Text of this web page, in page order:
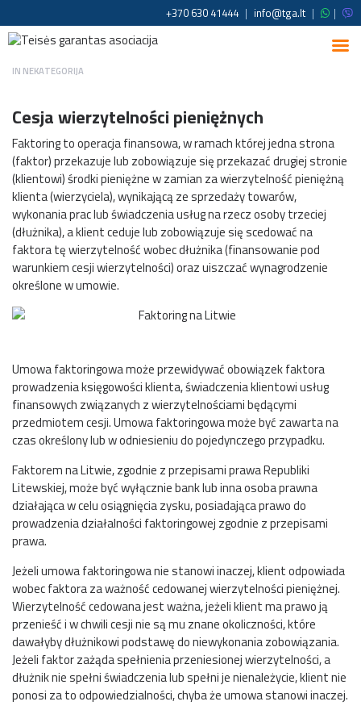
+370 630 41444 | info@tga.lt | |
IN NEKATEGORIJA
Cesja wierzytelności pieniężnych
Faktoring to operacja finansowa, w ramach której jedna strona
(faktor) przekazuje lub zobowiązuje się przekazać drugiej stronie
(klientowi) środki pieniężne w zamian za wierzytelność pieniężną
klienta (wierzyciela), wynikającą ze sprzedaży towarów,
wykonania prac lub świadczenia usług na rzecz osoby trzeciej
(dłużnika), a klient ceduje lub zobowiązuje się scedować na
faktora tę wierzytelność wobec dłużnika (finansowanie pod
warunkiem cesji wierzytelności) oraz uiszczać wynagrodzenie
określone w umowie.
Umowa faktoringowa może przewidywać obowiązek faktora
prowadzenia księgowości klienta, świadczenia klientowi usług
finansowych związanych z wierzytelnościami będącymi
przedmiotem cesji. Umowa faktoringowa może być zawarta na
czas określony lub w odniesieniu do pojedynczego przypadku.
Faktorem na Litwie, zgodnie z przepisami prawa Republiki
Litewskiej, może być wyłącznie bank lub inna osoba prawna
działająca w celu osiągnięcia zysku, posiadająca prawo do
prowadzenia działalności faktoringowej zgodnie z przepisami
prawa.
Jeżeli umowa faktoringowa nie stanowi inaczej, klient odpowiada
wobec faktora za ważność cedowanej wierzytelności pieniężnej.
Wierzytelność cedowana jest ważna, jeżeli klient ma prawo ją
przenieść i w chwili cesji nie są mu znane okoliczności, które
dawałyby dłużnikowi podstawę do niewykonania zobowiązania.
Jeżeli faktor zażąda spełnienia przeniesionej wierzytelności, a
dłużnik nie spełni świadczenia lub spełni je nienależycie, klient nie
ponosi za to odpowiedzialności, chyba że umowa stanowi inaczej.